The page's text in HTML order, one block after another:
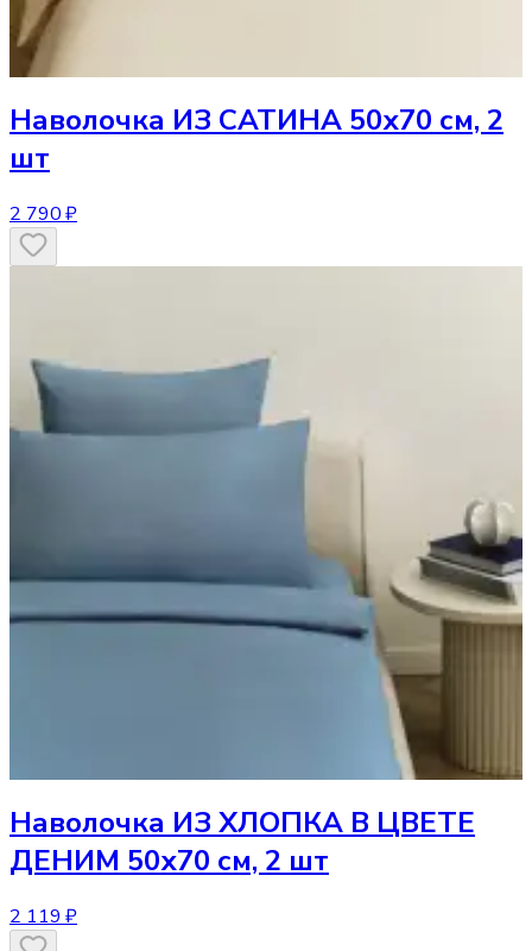
Наволочка ИЗ САТИНА 50х70 см, 2
шт
2 790 ₽
Наволочка ИЗ ХЛОПКА В ЦВЕТЕ
ДЕНИМ 50х70 см, 2 шт
2 119 ₽